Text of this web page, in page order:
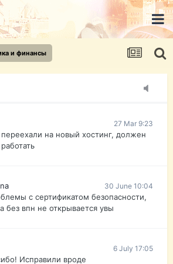
и финансы
https://pasport-ua.com/
без VPN сайт и форум
27 Mar 9:23
на новый хостинг, должен
30 June 10:04
с сертификатом безопасности,
без впн не открывается увы
6 July 17:05
Исправили вроде